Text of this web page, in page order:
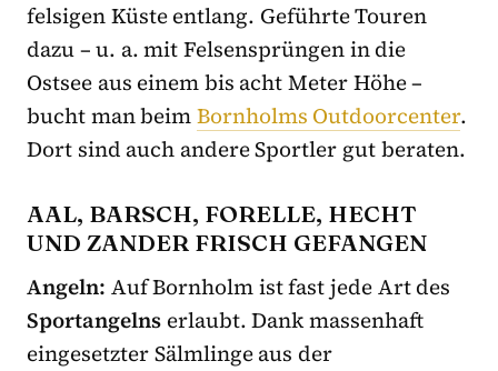
felsigen Küste entlang. Geführte Touren
dazu – u. a. mit Felsensprüngen in die
Ostsee aus einem bis acht Meter Höhe –
bucht man beimBornholms Outdoorcenter.
Dort sind auch andere Sportler gut beraten.
AAL, BARSCH, FORELLE, HECHT
UND ZANDER FRISCH GEFANGEN
Angeln: Auf Bornholm ist fast jede Art des
Sportangelns erlaubt. Dank massenhaft
eingesetzter Sälmlinge aus der